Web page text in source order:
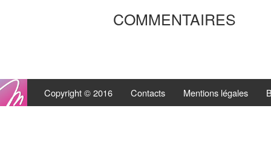
COMMENTAIRES
Copyright © 2016 Contacts Mentions légales